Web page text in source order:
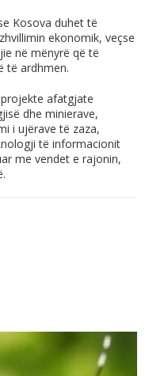
Kosova duhet të
ekonomik, veçse
në mënyrë që të
të ardhmen.
afatgjate
dhe minierave,
i ujërave të zaza,
të informacionit
me vendet e rajonin,